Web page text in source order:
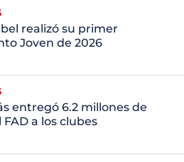
realizó su primer
Joven de 2026
entregó 6.2 millones de
FAD a los clubes